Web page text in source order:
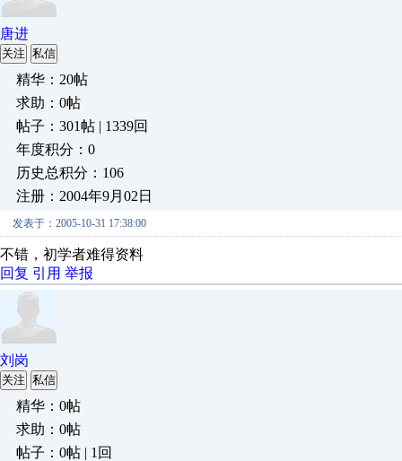
唐进
关注 私信
精华：20帖
求助：0帖
帖子：301帖 | 1339回
年度积分：0
历史总积分：106
注册：2004年9月02日
发表于：2005-10-31 17:38:00
不错，初学者难得资料
回复 引用 举报
刘岗
关注 私信
精华：0帖
求助：0帖
帖子：0帖 | 1回